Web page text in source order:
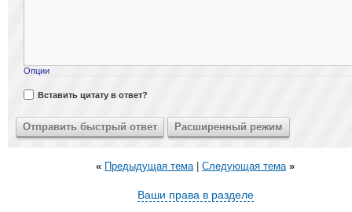
Опции
Вставить цитату в ответ?
« Предыдущая тема| Следующая тема »
Ваши права в разделе